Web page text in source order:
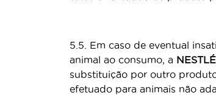
5.5. Em caso de eventual
animal ao consumo, a NESTLÉ
substituição por outro
efetuado para animais não